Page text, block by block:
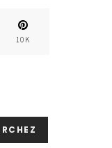
10K